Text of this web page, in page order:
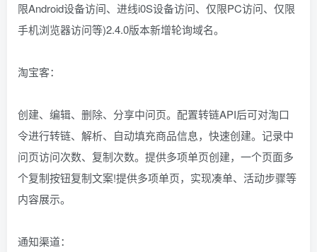
限Android设备访间、进线i0S设备访问、仅限PC访问、仅限
手机浏览器访问等)2.4.0版本新增轮询域名。
淘宝客：
创建、编辑、删除、分享中问页。配置转链API后可对淘口
令进行转链、解析、自动填充商品信息，快速创建。记录中
问页访问次数、复制次数。提供多项单页创建，一个页面多
个复制按钮复制文案!提供多项单页，实现凑单、活动步骤等
内容展示。
通知渠道：